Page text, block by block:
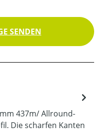
SENDEN
437m/ Allround-
Die scharfen Kanten